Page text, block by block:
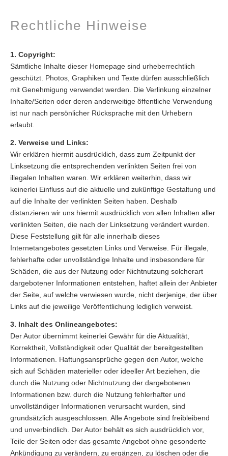
Rechtliche Hinweise
1. Copyright:
Sämtliche Inhalte dieser Homepage sind urheberrechtlich
geschützt. Photos, Graphiken und Texte dürfen ausschließlich
mit Genehmigung verwendet werden. Die Verlinkung einzelner
Inhalte/Seiten oder deren anderweitige öffentliche Verwendung
ist nur nach persönlicher Rücksprache mit den Urhebern
erlaubt.
2. Verweise und Links:
Wir erklären hiermit ausdrücklich, dass zum Zeitpunkt der
Linksetzung die entsprechenden verlinkten Seiten frei von
illegalen Inhalten waren. Wir erklären weiterhin, dass wir
keinerlei Einfluss auf die aktuelle und zukünftige Gestaltung und
auf die Inhalte der verlinkten Seiten haben. Deshalb
distanzieren wir uns hiermit ausdrücklich von allen Inhalten aller
verlinkten Seiten, die nach der Linksetzung verändert wurden.
Diese Feststellung gilt für alle innerhalb dieses
Internetangebotes gesetzten Links und Verweise. Für illegale,
fehlerhafte oder unvollständige Inhalte und insbesondere für
Schäden, die aus der Nutzung oder Nichtnutzung solcherart
dargebotener Informationen entstehen, haftet allein der Anbieter
der Seite, auf welche verwiesen wurde, nicht derjenige, der über
Links auf die jeweilige Veröffentlichung lediglich verweist.
3. Inhalt des Onlineangebotes:
Der Autor übernimmt keinerlei Gewähr für die Aktualität,
Korrektheit, Vollständigkeit oder Qualität der bereitgestellten
Informationen. Haftungsansprüche gegen den Autor, welche
sich auf Schäden materieller oder ideeller Art beziehen, die
durch die Nutzung oder Nichtnutzung der dargebotenen
Informationen bzw. durch die Nutzung fehlerhafter und
unvollständiger Informationen verursacht wurden, sind
grundsätzlich ausgeschlossen. Alle Angebote sind freibleibend
und unverbindlich. Der Autor behält es sich ausdrücklich vor,
Teile der Seiten oder das gesamte Angebot ohne gesonderte
Ankündigung zu verändern, zu ergänzen, zu löschen oder die